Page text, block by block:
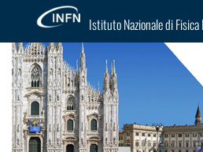
Istituto Nazionale di Fisica